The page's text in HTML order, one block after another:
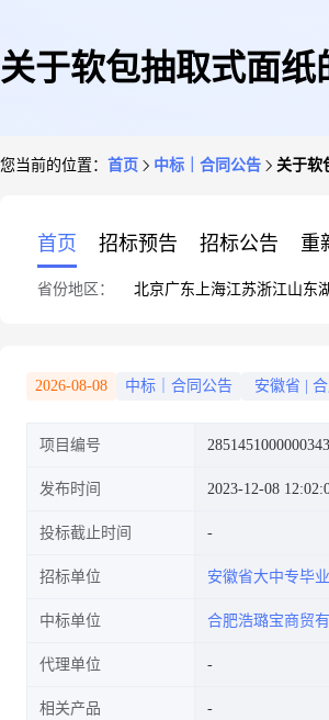
关于软包抽取式面纸
您当前的位置： 首页 中标｜合同公告 关于软
首页 招标预告 招标公告 重
省份地区： 北京广东 上海江苏浙江山东
2026-08-08 中标｜合同公告 安徽省
项目编号
发布时间 2023-12-08
投标截止时间
招标单位 安徽省大中专毕
中标单位 合肥浩璐宝商贸
代理单位
相关产品